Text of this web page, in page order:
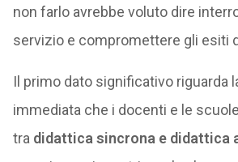
non farlo avrebbe voluto dire
servizio e compromettere gli esiti
Il primo dato significativo riguarda
immediata che i docenti e le
tra didattica sincrona e didattica